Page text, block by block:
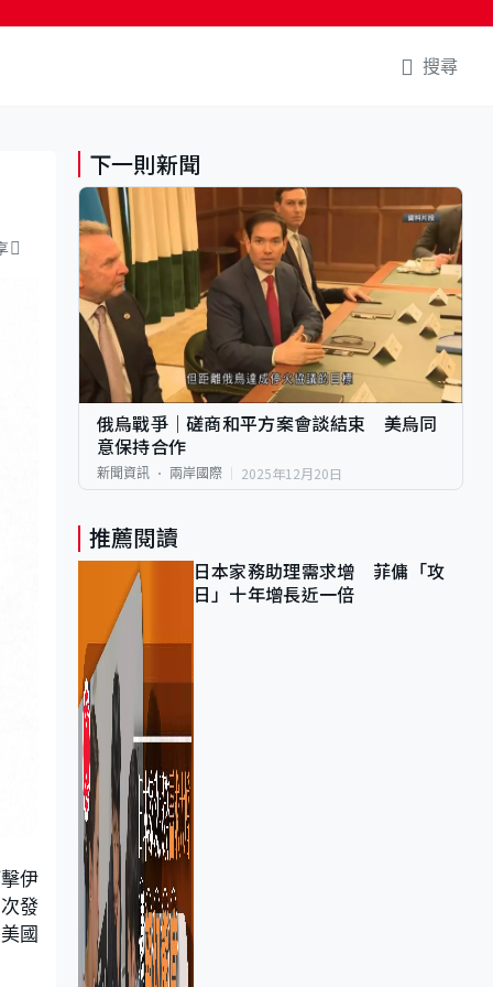
搜尋
伊
發
國
下一則新聞
俄烏戰爭｜磋商和平方案會談結束 美烏同
意保持合作
新聞資訊 兩岸國際 2025年12月20日
推薦閱讀
日本家務助理需求增 菲傭「攻
日」十年增長近一倍